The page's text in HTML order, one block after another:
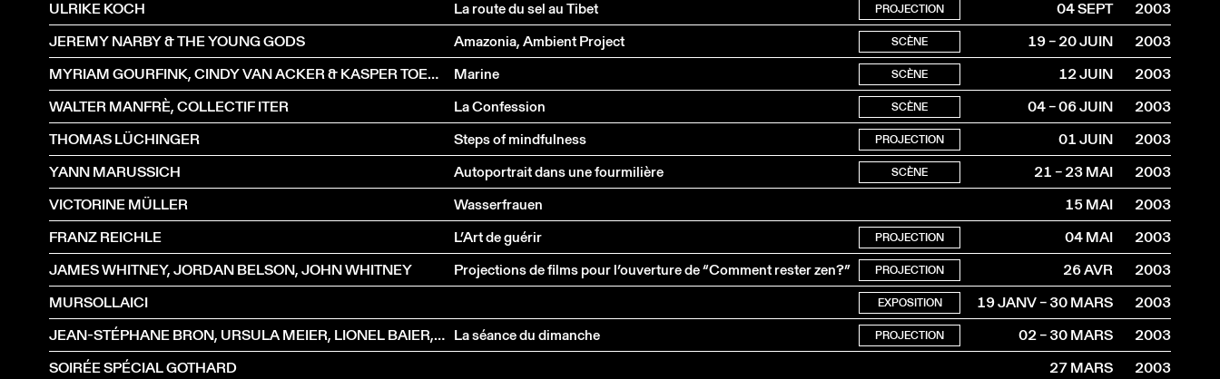
ULRIKE KOCH
La route du sel au Tibet PROJECTION 04 SEPT
2003
JEREMY NARBY & THE YOUNG GODS
Amazonia, Ambient Project SCÈNE 19 – 20 JUIN
2003
MYRIAM GOURFINK, CINDY VAN ACKER & KASPER TOEPLITZ
Marine SCÈNE 12 JUIN
2003
WALTER MANFRÈ, COLLECTIF ITER
La Confession SCÈNE 04 – 06 JUIN
2003
THOMAS LÜCHINGER
Steps of mindfulness PROJECTION 01 JUIN
2003
YANN MARUSSICH
Autoportrait dans une fourmilière SCÈNE 21 – 23 MAI
2003
VICTORINE MÜLLER
Wasserfrauen 15 MAI
2003
FRANZ REICHLE
L’Art de guérir PROJECTION 04 MAI
2003
JAMES WHITNEY, JORDAN BELSON, JOHN WHITNEY
Projections de films pour l’ouverture de “Comment rester zen?” PROJECTION 26 AVR
2003
MURSOLLAICI
EXPOSITION 19 JANV – 30 MARS
2003
JEAN-STÉPHANE BRON, URSULA MEIER, LIONEL BAIER, PETER ENTELL, JEAN-MARC CHAPOULIE, PETER GUYER, JACQUELINE VEUVE La séance du dimanche PROJECTION 02 – 30 MARS
2003
SOIRÉE SPÉCIAL GOTHARD
27 MARS
2003